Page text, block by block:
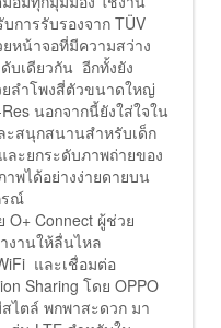
การรับรองจาก TÜV
หน้าจอที่มีความสว่าง
บเดียวกัน อีกทั้งยัง
ยลำโพงสี่ตัวขนาดใหญ่
นอกจากนี้ยังใส่ใจใน
สนุกสนานสำหรับเด็ก
ละยกระดับภาพถ่ายของ
พได้อย่างง่ายดายบน
รณ์
O+ Connect ผู้ช่วย
งานให้ลื่นไหล
และเชื่อมต่อ
Sharing โดย OPPO
ไตล์ พกพาสะดวก มา